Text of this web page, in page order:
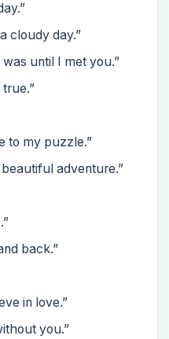
cloudy day.”
until I met you.”
true.”
to my puzzle.”
adventure.”
back.”
in love.”
you.”